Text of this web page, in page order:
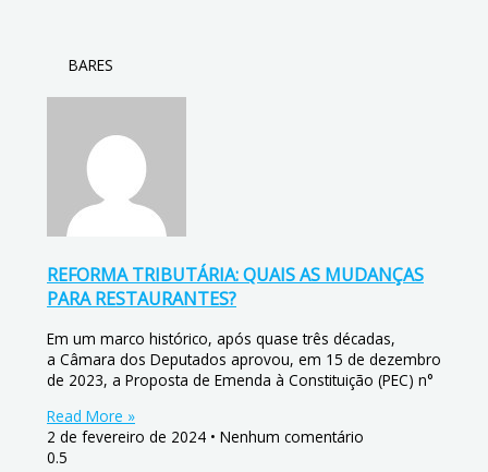
BARES
REFORMA TRIBUTÁRIA: QUAIS AS MUDANÇAS
PARA RESTAURANTES?
Em um marco histórico, após quase três décadas,
a Câmara dos Deputados aprovou, em 15 de dezembro
de 2023, a Proposta de Emenda à Constituição (PEC) n°
Read More »
2 de fevereiro de 2024
Nenhum comentário